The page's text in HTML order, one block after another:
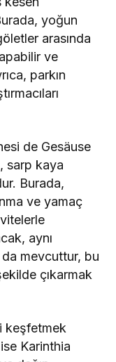
yoğun
arasında
ve
parkın
de Gesäuse
sarp kaya
Burada,
ve yamaç
aynı
mevcuttur, bu
çıkarmak
keşfetmek
Karinthia